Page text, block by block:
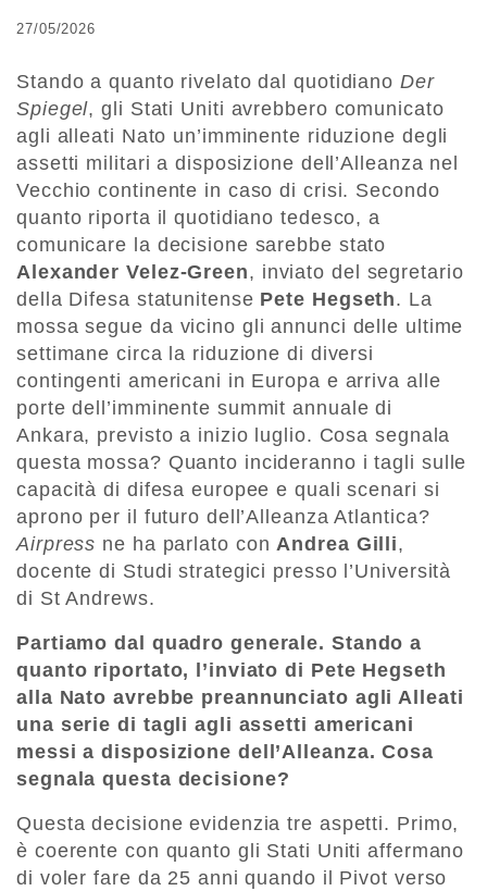
27/05/2026
Stando a quanto rivelato dal quotidiano Der
Spiegel, gli Stati Uniti avrebbero comunicato
agli alleati Nato un’imminente riduzione degli
assetti militari a disposizione dell’Alleanza nel
Vecchio continente in caso di crisi. Secondo
quanto riporta il quotidiano tedesco, a
comunicare la decisione sarebbe stato
Alexander Velez-Green, inviato del segretario
della Difesa statunitense Pete Hegseth. La
mossa segue da vicino gli annunci delle ultime
settimane circa la riduzione di diversi
contingenti americani in Europa e arriva alle
porte dell’imminente summit annuale di
Ankara, previsto a inizio luglio. Cosa segnala
questa mossa? Quanto incideranno i tagli sulle
capacità di difesa europee e quali scenari si
aprono per il futuro dell’Alleanza Atlantica?
Airpress ne ha parlato conAndrea Gilli,
docente di Studi strategici presso l’Università
di St Andrews.
Partiamo dal quadro generale. Stando a
quanto riportato, l’inviato di Pete Hegseth
alla Nato avrebbe preannunciato agli Alleati
una serie di tagli agli assetti americani
messi a disposizione dell’Alleanza. Cosa
segnala questa decisione?
Questa decisione evidenzia tre aspetti. Primo,
è coerente con quanto gli Stati Uniti affermano
di voler fare da 25 anni quando il Pivot verso